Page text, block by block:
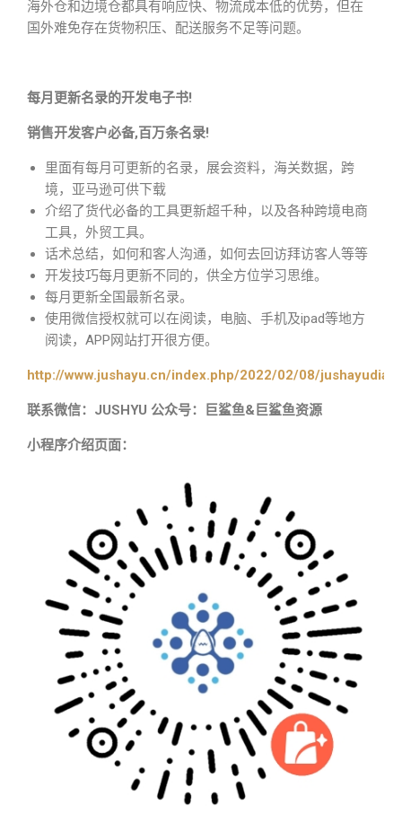
海外仓和边境仓都具有响应快、物流成本低的优势，但在
国外难免存在货物积压、配送服务不足等问题。
每月更新名录的开发电子书!
销售开发客户必备,百万条名录!
里面有每月可更新的名录，展会资料，海关数据，跨
境，亚马逊可供下载
介绍了货代必备的工具更新超千种，以及各种跨境电商
工具，外贸工具。
话术总结，如何和客人沟通，如何去回访拜访客人等等
开发技巧每月更新不同的，供全方位学习思维。
每月更新全国最新名录。
使用微信授权就可以在阅读，电脑、手机及ipad等地方
阅读，APP网站打开很方便。
http://www.jushayu.cn/index.php/2022/02/08/
联系微信：JUSHYU 公众号：巨鲨鱼&巨鲨鱼资源
小程序介绍页面：